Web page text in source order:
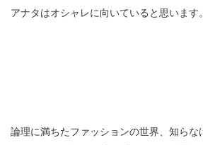
アナタはオシャレに向いていると思います。
論理に満ちたファッションの世界、知らな